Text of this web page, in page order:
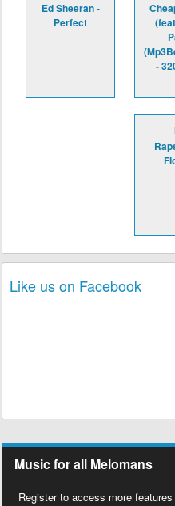
Ed Sheeran -
Perfect
-
Like us on Facebook
Music for all Melomans
Register to access more features